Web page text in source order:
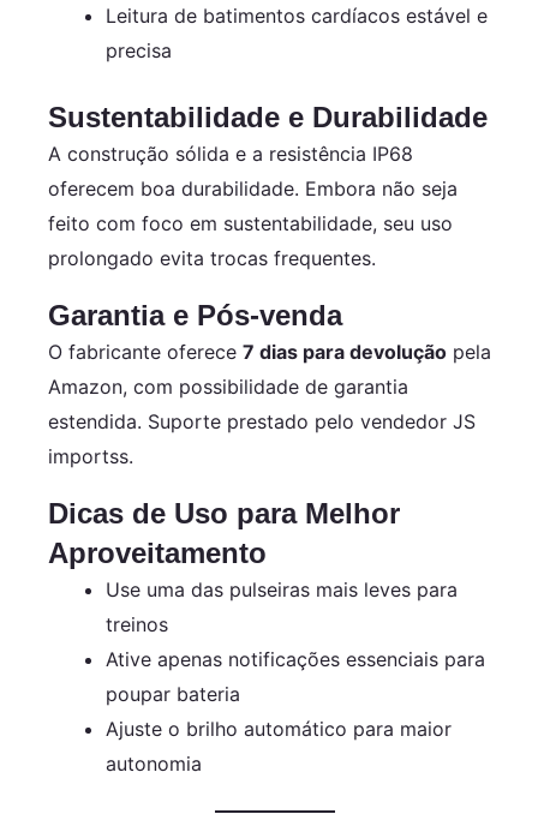
Leitura de batimentos cardíacos estável e
precisa
Sustentabilidade e Durabilidade
A construção sólida e a resistência IP68
oferecem boa durabilidade. Embora não seja
feito com foco em sustentabilidade, seu uso
prolongado evita trocas frequentes.
Garantia e Pós-venda
O fabricante oferece 7 dias para devolução pela
Amazon, com possibilidade de garantia
estendida. Suporte prestado pelo vendedor JS
importss.
Dicas de Uso para Melhor
Aproveitamento
Use uma das pulseiras mais leves para
treinos
Ative apenas notificações essenciais para
poupar bateria
Ajuste o brilho automático para maior
autonomia